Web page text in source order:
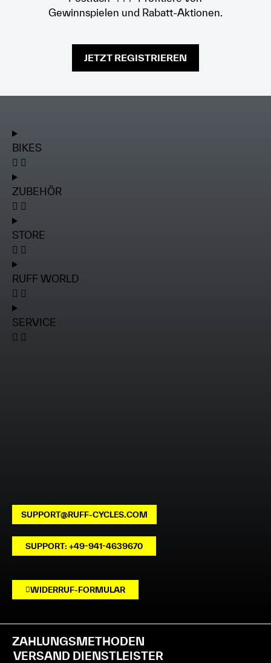
Gewinnspielen und Rabatt-Aktionen.
JETZT REGISTRIEREN
BIKES
ZUBEHÖR
STORE
RUFF WORLD
SERVICE
SUPPORT@RUFF-CYCLES.COM
SUPPORT: +49-941-4639670
WIDERRUF-FORMULAR
ZAHLUNGSMETHODEN
VERSAND DIENSTLEISTER